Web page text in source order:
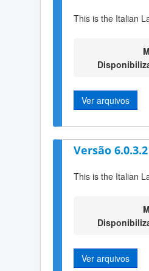
This is the Italian
Ver arquivos
Versão 6.0.3.2
This is the Italian
Ver arquivos